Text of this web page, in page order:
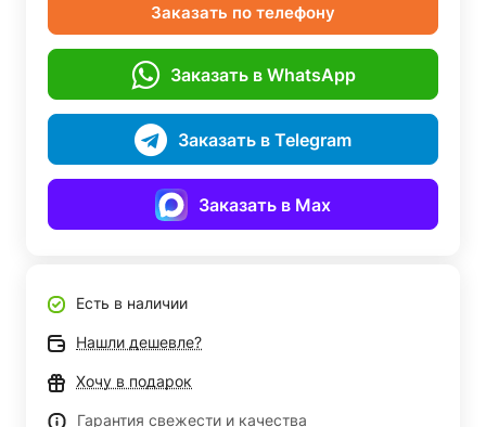
Заказать по телефону
Заказать в WhatsApp
Заказать в Telegram
Заказать в Max
Есть в наличии
Нашли дешевле?
Хочу в подарок
Гарантия свежести и качества